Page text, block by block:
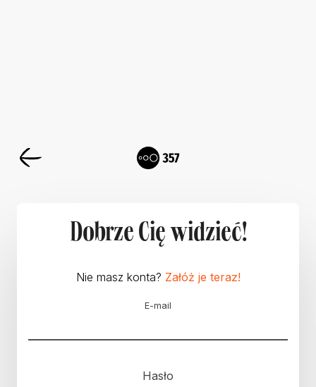
Dobrze Cię widzieć!
Nie masz konta? Załóż je teraz!
E-mail
Hasło